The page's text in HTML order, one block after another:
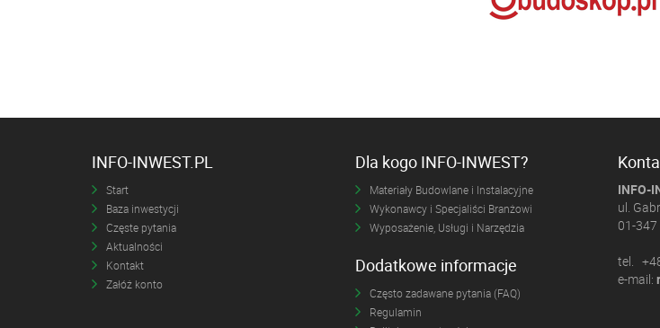
INFO-INWEST.PL
Start
Baza inwestycji
Częste pytania
Aktualności
Kontakt
Załóż konto
Dla kogo INFO-INWEST?
Materiały Budowlane i Instalacyjne
Wykonawcy i Specjaliści Branżowi
Wyposażenie, Usługi i Narzędzia
Dodatkowe informacje
Często zadawane pytania (FAQ)
Regulamin
INFO-
ul.
01-
tel.
e-mail: